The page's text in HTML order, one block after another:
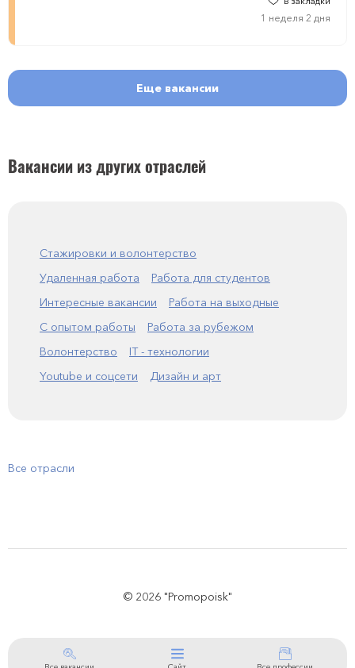
1 неделя 2 дня
Еще вакансии
Вакансии из других отраслей
Стажировки и волонтерство
Удаленная работа
Работа для студентов
Интересные вакансии
Работа на выходные
С опытом работы
Работа за рубежом
Волонтерство
IT - технологии
Youtube и соцсети
Дизайн и арт
Все отрасли
© 2026 "Promopoisk"